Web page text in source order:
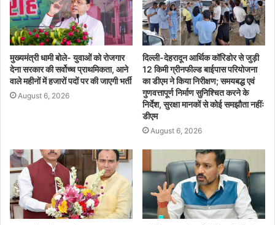
मुख्यमंत्री धामी बोले- युवाओं को रोजगार
देना सरकार की सर्वोच्च प्राथमिकता, आने
वाले महीनों में हजारों पदों पर की जाएगी भर्ती
August 6, 2026
दिल्ली-देहरादून आर्थिक कॉरिडोर से जुड़ी
12 किमी ग्रीनफील्ड बाईपास परियोजना
का डीएम ने किया निरीक्षण; समयबद्ध एवं
गुणवत्तापूर्ण निर्माण सुनिश्चित करने के
निर्देश, सुरक्षा मानकों से कोई समझौता नहींः
डीएम
August 6, 2026